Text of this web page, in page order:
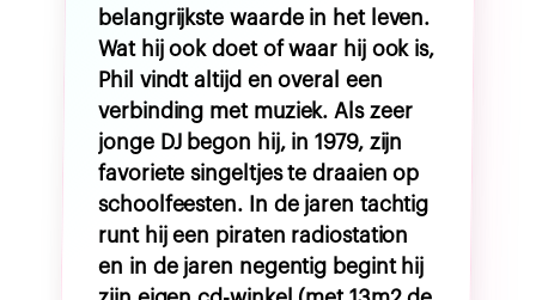
belangrijkste waarde in het leven.
Wat hij ook doet of waar hij ook is,
Phil vindt altijd en overal een
verbinding met muziek. Als zeer
jonge DJ begon hij, in 1979, zijn
favoriete singeltjes te draaien op
schoolfeesten. In de jaren tachtig
runt hij een piraten radiostation
en in de jaren negentig begint hij